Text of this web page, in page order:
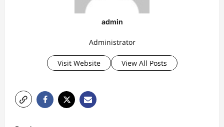
admin
Administrator
Visit Website View All Posts